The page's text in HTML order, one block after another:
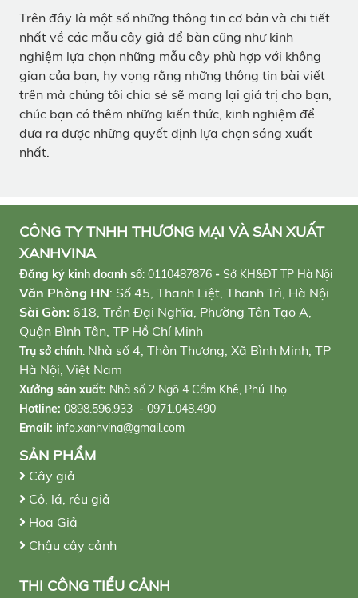
Trên đây là một số những thông tin cơ bản và chi tiết
nhất về các mẫu cây giả để bàn cũng như kinh
nghiệm lựa chọn những mẫu cây phù hợp với không
gian của bạn, hy vọng rằng những thông tin bài viết
trên mà chúng tôi chia sẻ sẽ mang lại giá trị cho bạn,
chúc bạn có thêm những kiến thức, kinh nghiệm để
đưa ra được những quyết định lựa chọn sáng xuất
nhất.
CÔNG TY TNHH THƯƠNG MẠI VÀ SẢN XUẤT
XANHVINA
Đăng ký kinh doanh số: 0110487876 - Sở KH&ĐT TP Hà Nội
Văn Phòng HN: Số 45, Thanh Liệt, Thanh Trì, Hà Nội
Sài Gòn: 618, Trần Đại Nghĩa, Phường Tân Tạo A,
Quận Bình Tân, TP Hồ Chí Minh
Trụ sở chính: Nhà số 4, Thôn Thượng, Xã Bình Minh, TP
Hà Nội, Việt Nam
Xưởng sản xuất: Nhà số 2 Ngõ 4 Cẩm Khê, Phú Thọ
Hotline: 0898.596.933 - 0971.048.490
Email: info.xanhvina@gmail.com
SẢN PHẨM
Cây giả
Cỏ, lá, rêu giả
Hoa Giả
Chậu cây cảnh
THI CÔNG TIỂU CẢNH